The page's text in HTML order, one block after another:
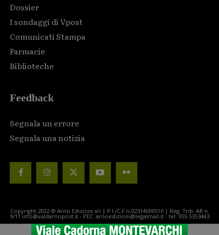
Dossier
I sondaggi di Vpost
Comunicati Stampa
Farmacie
Biblioteche
Feedback
Segnala un errore
Segnala una notizia
Copyright 2022 © Arno Edizioni srl | P.I./C.F n.02314000510 | Reg. Trib. AR n.
9/11 info@valdarnopost.it - PEC: arnoedizioni@legalmail.it - tel. 055.5353443